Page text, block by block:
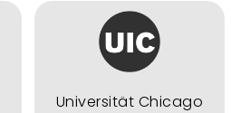
Universität Chicago